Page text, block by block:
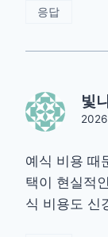
응답
빛
예식 비용 때
택이 현실적
식 비용도 신